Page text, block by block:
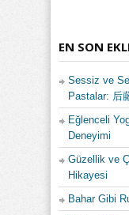
EN SON
Sessiz ve
Pastalar: 后
Eğlenceli
Deneyimi
Güzellik ve
Hikayesi
Bahar Gibi